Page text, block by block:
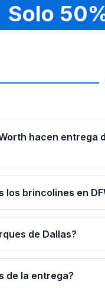
Solo
hacen entrega
los brincolines en
de Dallas?
de la entrega?